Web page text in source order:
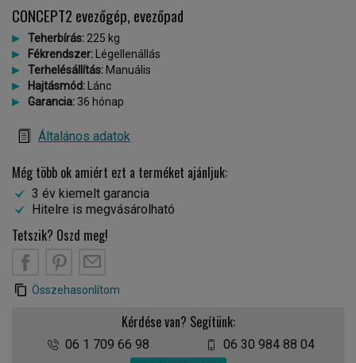
CONCEPT2 evezőgép, evezőpad
Teherbírás: 225 kg
Fékrendszer: Légellenállás
Terhelésállítás: Manuális
Hajtásmód: Lánc
Garancia: 36 hónap
Általános adatok
Még több ok amiért ezt a terméket ajánljuk:
3 év kiemelt garancia
Hitelre is megvásárolható
Tetszik? Oszd meg!
Összehasonlítom
Kérdése van? Segítünk:
06 1 709 66 98 06 30 984 88 04